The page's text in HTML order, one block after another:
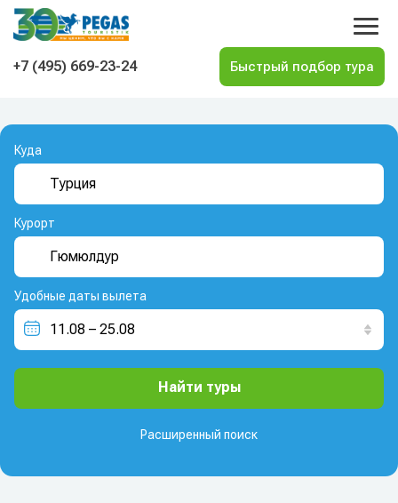
На главную
+7 (495) 669-23-24
Куда
Курорт
Удобные даты вылета
Расширенный поиск
Найти туры